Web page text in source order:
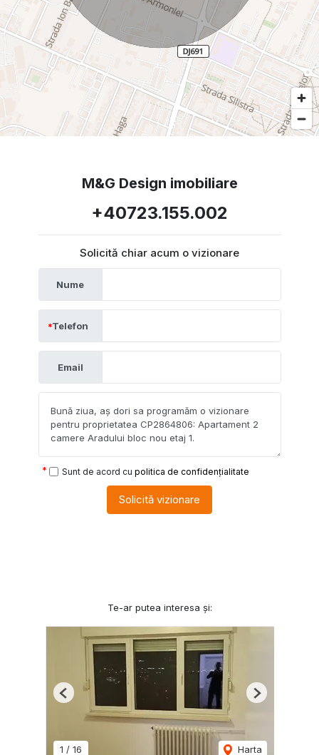
M&G Design imobiliare
+40723.155.002
Solicită chiar acum o vizionare
Nume
Telefon
Email
Sunt de acord cu politica de confidențialitate
Solicită vizionare
Te-ar putea interesa și:
1 / 16 Harta
Previous Next